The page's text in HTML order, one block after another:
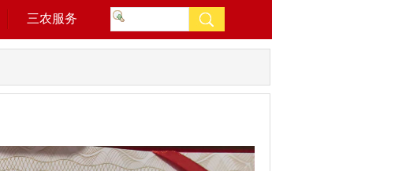
三农服务